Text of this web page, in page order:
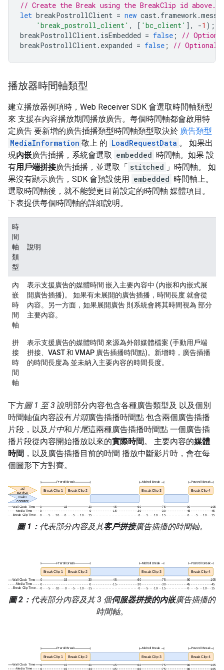
// Create the Break using the BreakClip id above.
let breakPostrollClient = new cast. framework .
'break_postroll_client' , [ 'bc_client' ], -1 );
breakPostrollClient. isEmbedded = false ;
//
breakPostrollClient. expanded = false ; //
播放器時間軸類型
建立播放器例項時，Web Receiver SDK 會選取時間軸類型
來 支援在內容播放期間播放廣告。每個時間軸都會啟用特
定廣告 要新增的廣告插播類型時間軸類型取決於 廣告類型
MediaInformation 敬上 的 LoadRequestData 。 如果出
現內嵌廣告插播，系統會選取 embedded 時間軸。如果 設
有用戶端拼接廣告插播，並選取「 stitched 」時間軸。 如
果沒有顯示廣告，SDK 會預設使用 embedded 時間軸上。
選取時間軸後，就不能變更目前設定的時間軸 媒體項目。
下表提供每個時間軸的詳細說明。
時
間
軸
類
型
說明
內
嵌
時
間
軸
表示支援廣告的媒體時間 嵌入主要內容中 (內嵌和內嵌式展
開 廣告插播)。 如果有未展開的廣告插播，時間長度 就會從
內容。另一方面，如果展開廣告 則系統會將其時間視為 部分
主要內容。
拼
接
時
間
軸
表示支援廣告的媒體時間 來源為外部媒體檔案 (手動用戶端
拼接
VAST和 VMAP 廣告插播時間點)。新增時，廣告插播
的時間長度為 並未納入主要內容的時間長度。
下方圖 1 至 3 說明部分內容包含各種廣告類型及 以及個別
時間軸值內容設有片頭廣告插播時間點 包含兩個廣告插播
片段，以及 片中和片尾這兩種廣告插播時間點 一個廣告插
播片段從內容開始播放以來的實際時間。 主要內容的媒體
時間 ，以及廣告插播目前的時間 播放中斷影片時，會在每
個圖形下方對齊。
圖 1： 代表部分內容及其客戶拼接廣告插播的時間軸。
圖 2： 代表部分內容及其 3 個伺服器拼接的內嵌廣告插播的
時間軸。